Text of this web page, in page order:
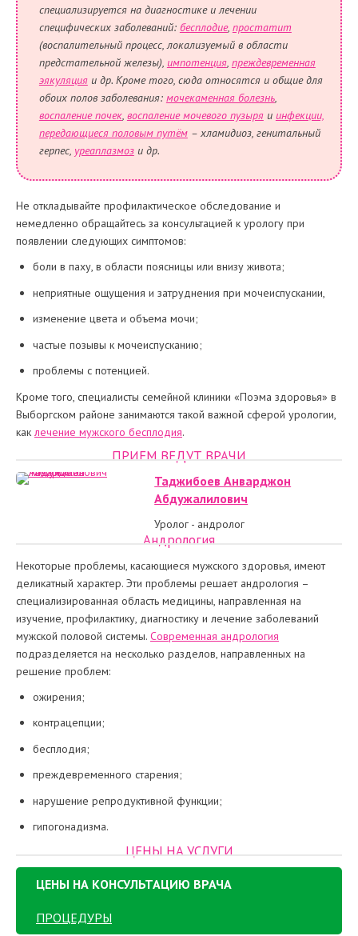
специализируется на диагностике и лечении
специфических заболеваний: бесплодие, простатит
(воспалительный процесс, локализуемый в области
предстательной железы), импотенция, преждевременная
эякуляцияи др. Кроме того, сюда относятся и общие для
обоих полов заболевания: мочекаменная болезнь,
воспаление почек, воспаление мочевого пузыряи инфекции,
передающиеся половым путём– хламидиоз, генитальный
герпес, уреаплазмози др.
Не откладывайте профилактическое обследование и
немедленно обращайтесь за консультацией к урологу при
появлении следующих симптомов:
боли в паху, в области поясницы или внизу живота;
неприятные ощущения и затруднения при мочеиспускании,
изменение цвета и объема мочи;
частые позывы к мочеиспусканию;
проблемы с потенцией.
Кроме того, специалисты семейной клиники «Поэма здоровья» в
Выборгском районе занимаются такой важной сферой урологии,
как лечение мужского бесплодия.
ПРИЕМ ВЕДУТ ВРАЧИ
Таджибоев Анварджон
Абдужалилович
Уролог - андролог
Андрология
Некоторые проблемы, касающиеся мужского здоровья, имеют
деликатный характер. Эти проблемы решает андрология –
специализированная область медицины, направленная на
изучение, профилактику, диагностику и лечение заболеваний
мужской половой системы. Современная андрология
подразделяется на несколько разделов, направленных на
решение проблем:
ожирения;
контрацепции;
бесплодия;
преждевременного старения;
нарушение репродуктивной функции;
гипогонадизма.
ЦЕНЫ НА УСЛУГИ
ЦЕНЫ НА КОНСУЛЬТАЦИЮ ВРАЧА
ПРОЦЕДУРЫ